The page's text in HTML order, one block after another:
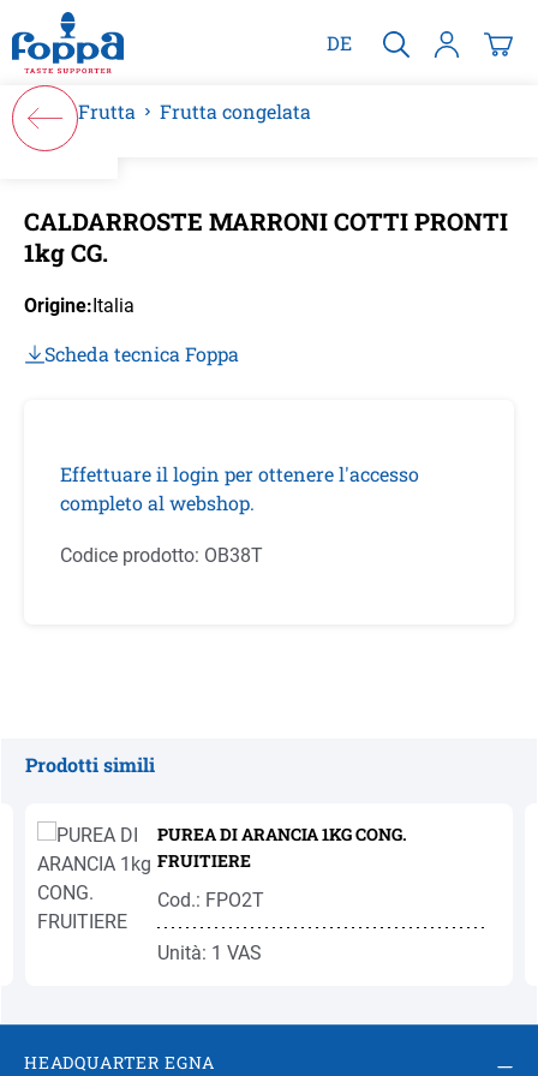
principale
DE
Frutta Frutta congelata
CALDARROSTE MARRONI COTTI PRONTI
1kg CG.
Origine:Italia
Scheda tecnica Foppa
Effettuare il login per ottenere l'accesso
completo al webshop.
Codice prodotto: OB38T
Prodotti simili
PUREA DI ARANCIA 1KG CONG.
FRUITIERE
Cod.: FPO2T
Unità: 1 VAS
HEADQUARTER EGNA